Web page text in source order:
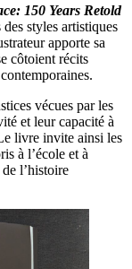
150 Years Retold
styles artistiques
apporte sa
côtoient récits
vécues par les
et leur capacité à
livre invite ainsi les
à l’école et à
l’histoire